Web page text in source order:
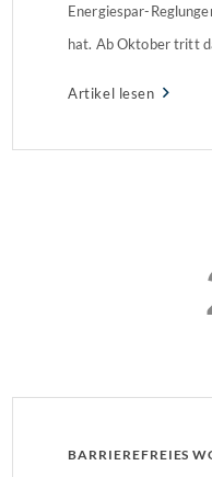
Energiespar-
hat. Ab Oktober tritt
Artikel lesen
BARRIEREFREIES